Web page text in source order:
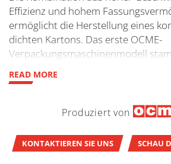
Effizienz und hohem
ermöglicht die Herstellung eines
dichten Kartons. Das erste OCME-
Verpackungsmaschinenmodell
installiert. Seitdem hat OCME einen
Verbesserung in Gang gesetzt.
READ MORE
Produziert von
KONTAKTIEREN SIE UNS SCHAU